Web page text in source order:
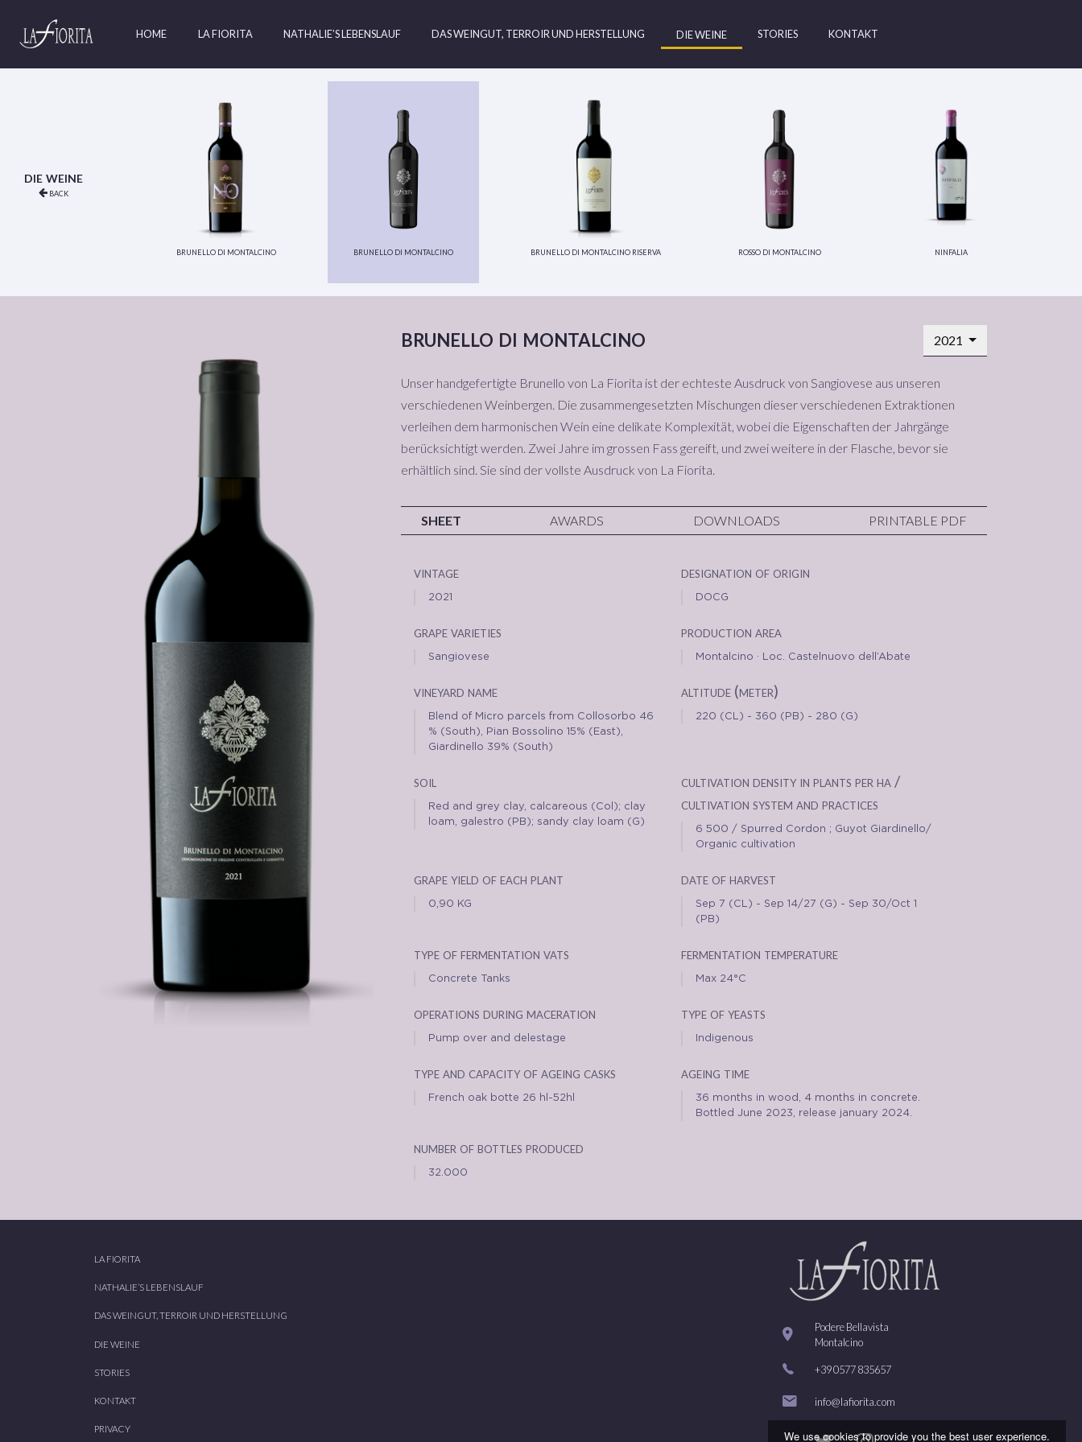
HOME LA FIORITA NATHALIE’S LEBENSLAUF DAS WEINGUT, TERROIR UND HERSTELLUNG DIE WEINE STORIES KONTAKT
die weine
back
brunello di montalcino brunello di montalcino brunello di montalcino riserva rosso di montalcino ninfalia
brunello di montalcino 2021
Unser handgefertigte Brunello von La Fiorita ist der echteste Ausdruck von Sangiovese aus unseren
verschiedenen Weinbergen. Die zusammengesetzten Mischungen dieser verschiedenen Extraktionen
verleihen dem harmonischen Wein eine delikate Komplexität, wobei die Eigenschaften der Jahrgänge
berücksichtigt werden. Zwei Jahre im grossen Fass gereift, und zwei weitere in der Flasche, bevor sie
erhältlich sind. Sie sind der vollste Ausdruck von La Fiorita.
SHEET AWARDS DOWNLOADS PRINTABLE PDF
vintage
2021
designation of origin
DOCG
grape varieties
Sangiovese
production area
Montalcino · Loc. Castelnuovo dell’Abate
vineyard name
Blend of Micro parcels from Collosorbo 46
% (South), Pian Bossolino 15% (East),
Giardinello 39% (South)
altitude (meter)
220 (CL) - 360 (PB) - 280 (G)
soil
Red and grey clay, calcareous (Col); clay
loam, galestro (PB); sandy clay loam (G)
cultivation density in plants per ha /
cultivation system and practices
6 500 / Spurred Cordon ; Guyot Giardinello/
Organic cultivation
grape yield of each plant
0,90 KG
date of harvest
Sep 7 (CL) - Sep 14/27 (G) - Sep 30/Oct 1
(PB)
type of fermentation vats
Concrete Tanks
fermentation temperature
Max 24°C
operations during maceration
Pump over and delestage
type of yeasts
Indigenous
type and capacity of ageing casks
French oak botte 26 hl-52hl
ageing time
36 months in wood, 4 months in concrete.
Bottled June 2023, release january 2024.
number of bottles produced
32.000
LA FIORITA
NATHALIE’S LEBENSLAUF
DAS WEINGUT, TERROIR UND HERSTELLUNG
DIE WEINE
STORIES
KONTAKT
PRIVACY
Podere Bellavista
Montalcino
+39 0577 835657
info@lafiorita.com
We use cookies to provide you the best user experience.